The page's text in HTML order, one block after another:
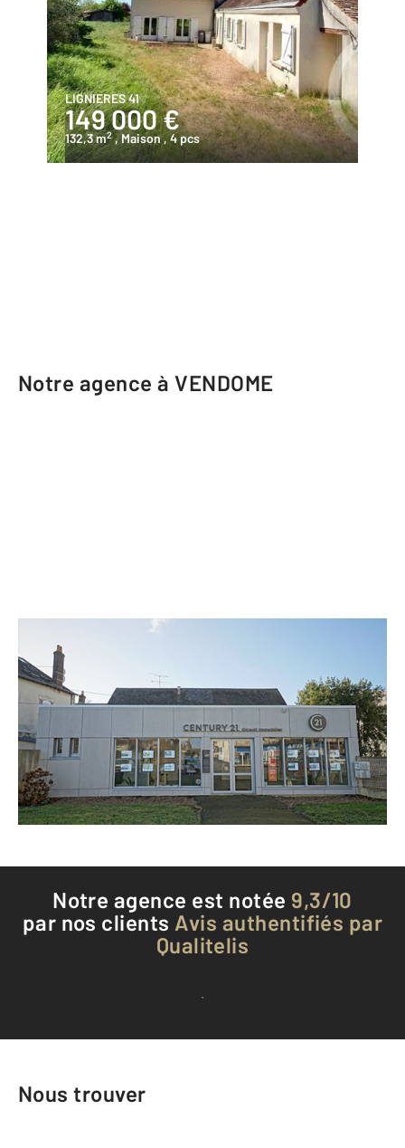
LIGNIERES 41
149 000 €
132,3 m2 , Maison, 4 pcs
Notre agence à VENDOME
9 bis avenue Gérard Yvon
VENDOME - 41100
Envoyer un message
Téléphoner à l'agence
Notre agence est notée 9,3/10
par nos clients Avis authentifiés par
Qualitelis
Voir tous les avis clients
Nous trouver